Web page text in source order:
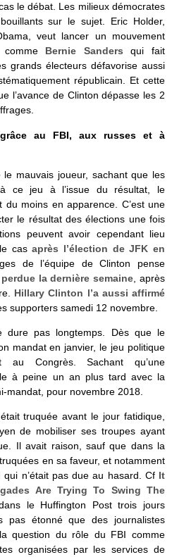
le débat. Les milieux démocrates
sur le sujet. Eric Holder,
veut lancer un mouvement
Bernie Sanders qui fait
grands électeurs défavorise aussi
républicain. Et cette
l’avance de Clinton dépasse les 2
au FBI, aux russes et à
mauvais joueur, sachant que les
ce jeu à l’issue du résultat, le
du moins en apparence. C’est une
le résultat des élections une fois
peuvent avoir cependant lieu
le casaprès l’élection de JFK en
de l’équipe de Clinton pense
la dernière semaine , après
Hillary Clinton l’a aussi affirmé
supporters samedi 12 novembre.
dure pas longtemps. Dès que le
mandat en janvier, le jeu politique
au Congrès. Sachant qu’une
à peine un an plus tard avec la
mandat, pour novembre 2018.
truquée avant le jour fatidique,
de mobiliser ses troupes ayant
Il avait raison, sauf que dans la
en sa faveur, et notamment
n’était pas due au hasard. Cf It
Are Trying To Swing The
le Huffington Post trois jours
pas étonné que des journalistes
question du rôle du FBI comme
organisées par les services de